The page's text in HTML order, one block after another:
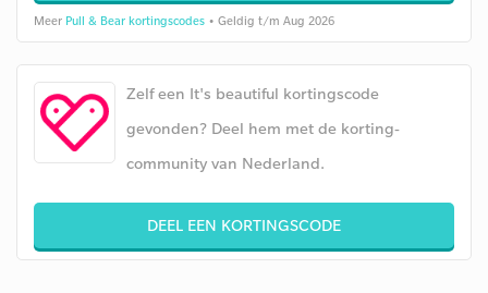
Meer Pull & Bear kortingscodes • Geldig t/m Aug 2026
Zelf een It's beautiful kortingscode
gevonden? Deel hem met de korting-
community van Nederland.
DEEL EEN KORTINGSCODE